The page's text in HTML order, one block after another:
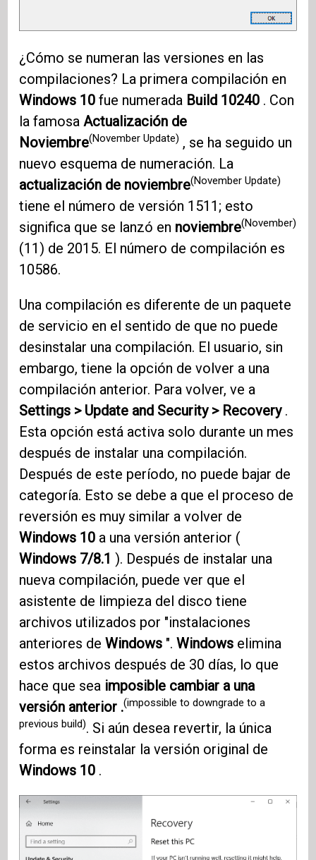
¿Cómo se numeran las versiones en las
compilaciones? La primera compilación en
Windows 10 fue numerada Build 10240 . Con
la famosaActualización de
Noviembre(November Update) , se ha seguido un
nuevo esquema de numeración. La
actualización de noviembre(November Update)
tiene el número de versión 1511; esto
significa que se lanzó en noviembre(November)
(11) de 2015. El número de compilación es
10586.
Una compilación es diferente de un paquete
de servicio en el sentido de que no puede
desinstalar una compilación. El usuario, sin
embargo, tiene la opción de volver a una
compilación anterior. Para volver, ve a
Settings > Update and Security > Recovery.
Esta opción está activa solo durante un mes
después de instalar una compilación.
Después de este período, no puede bajar de
categoría. Esto se debe a que el proceso de
reversión es muy similar a volver de
Windows 10 a una versión anterior (
Windows 7/8.1 ). Después de instalar una
nueva compilación, puede ver que el
asistente de limpieza del disco tiene
archivos utilizados por "instalaciones
anteriores deWindows ".Windows elimina
estos archivos después de 30 días, lo que
hace que sea imposible cambiar a una
versión anterior .(impossible to downgrade to a
previous build). Si aún desea revertir, la única
forma es reinstalar la versión original de
Windows 10 .